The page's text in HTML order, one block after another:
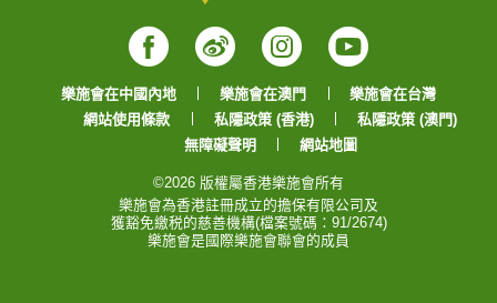
Facebook
WeiboInstagram
YouTube
樂施會在中國內地 樂施會在澳門
樂施會在台灣
網站使用條款
私隱政策 (香港)
私隱政策 (澳門)
無障礙聲明
網站地圖
©2026 版權屬香港樂施會所有
樂施會為香港註冊成立的擔保有限公司及
獲豁免繳税的慈善機構(檔案號碼：91/2674)
樂施會是國際樂施會聯會的成員